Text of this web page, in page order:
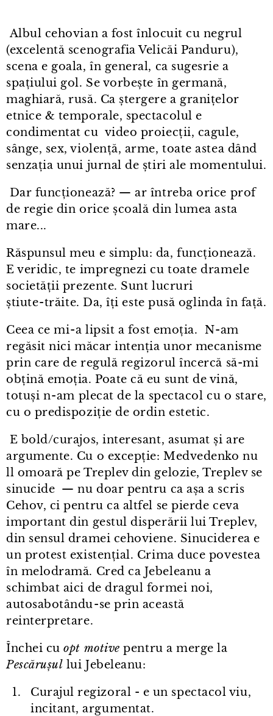
Albul cehovian a fost înlocuit cu negrul
(excelentă scenografia Velicăi Panduru),
scena e goala, în general, ca sugesrie a
spațiului gol. Se vorbește în germană,
maghiară, rusă. Ca ștergere a granițelor
etnice & temporale, spectacolul e
condimentat cu video proiecții, cagule,
sânge, sex, violență, arme, toate astea dând
senzația unui jurnal de știri ale momentului.
Dar funcționează? — ar întreba orice prof
de regie din orice școală din lumea asta
mare...
Răspunsul meu e simplu: da, funcționează.
E veridic, te impregnezi cu toate dramele
societății prezente. Sunt lucruri
știute⁠-⁠trăite. Da, îți este pusă oglinda în față.
Ceea ce mi⁠-⁠a lipsit a fost emoția. N⁠-⁠am
regăsit nici măcar intenția unor mecanisme
prin care de regulă regizorul încercă să-mi
obțină emoția. Poate că eu sunt de vină,
totuși n⁠-⁠am plecat de la spectacol cu o stare,
cu o predispoziție de ordin estetic.
E bold/curajos, interesant, asumat și are
argumente. Cu o excepție: Medvedenko nu
ll omoară pe Treplev din gelozie, Treplev se
sinucide — nu doar pentru ca așa a scris
Cehov, ci pentru ca altfel se pierde ceva
important din gestul disperării lui Treplev,
din sensul dramei cehoviene. Sinuciderea e
un protest existențial. Crima duce povestea
în melodramă. Cred ca Jebeleanu a
schimbat aici de dragul formei noi,
autosabotându⁠-⁠se prin această
reinterpretare.
Închei cuopt motivepentru a merge la
Pescărușul lui Jebeleanu:
Curajul regizoral - e un spectacol viu,
incitant, argumentat.